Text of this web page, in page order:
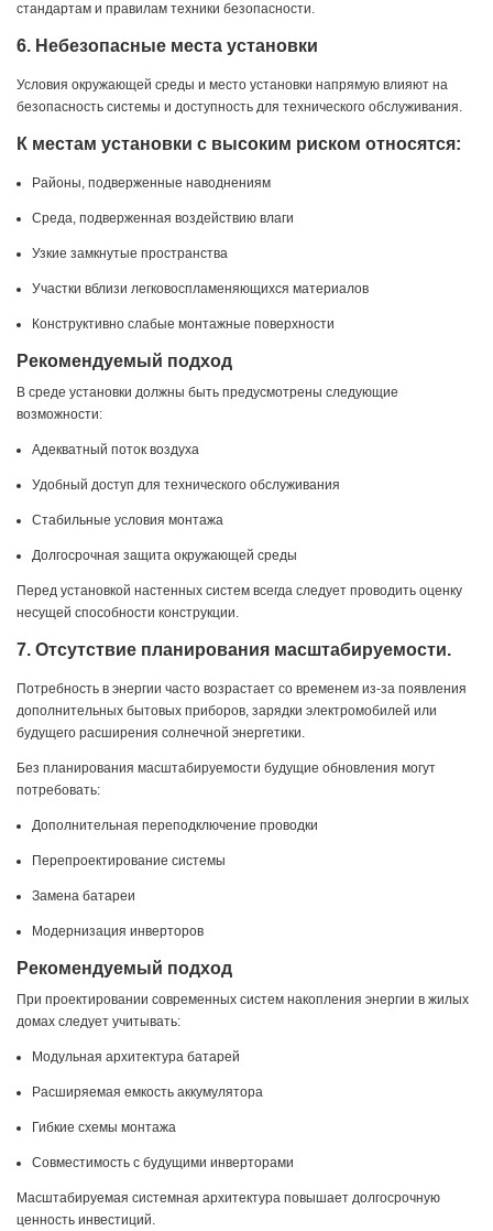
стандартам и правилам техники безопасности.
6. Небезопасные места установки
Условия окружающей среды и место установки напрямую влияют на
безопасность системы и доступность для технического обслуживания.
К местам установки с высоким риском относятся:
Районы, подверженные наводнениям
Среда, подверженная воздействию влаги
Узкие замкнутые пространства
Участки вблизи легковоспламеняющихся материалов
Конструктивно слабые монтажные поверхности
Рекомендуемый подход
В среде установки должны быть предусмотрены следующие
возможности:
Адекватный поток воздуха
Удобный доступ для технического обслуживания
Стабильные условия монтажа
Долгосрочная защита окружающей среды
Перед установкой настенных систем всегда следует проводить оценку
несущей способности конструкции.
7. Отсутствие планирования масштабируемости.
Потребность в энергии часто возрастает со временем из-за появления
дополнительных бытовых приборов, зарядки электромобилей или
будущего расширения солнечной энергетики.
Без планирования масштабируемости будущие обновления могут
потребовать:
Дополнительная переподключение проводки
Перепроектирование системы
Замена батареи
Модернизация инверторов
Рекомендуемый подход
При проектировании современных систем накопления энергии в жилых
домах следует учитывать:
Модульная архитектура батарей
Расширяемая емкость аккумулятора
Гибкие схемы монтажа
Совместимость с будущими инверторами
Масштабируемая системная архитектура повышает долгосрочную
ценность инвестиций.